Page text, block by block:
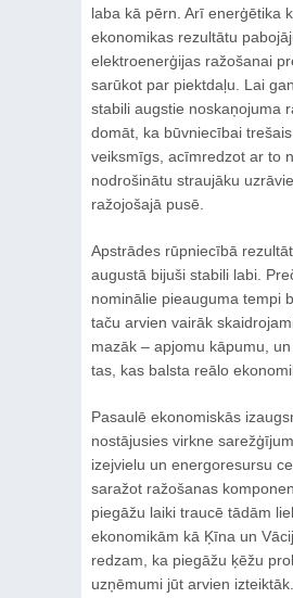
laba kā pērn. Arī enerģētika
ekonomikas rezultātu
elektroenerģijas ražošanai
sarūkot par piektdaļu. Lai
stabili augstie noskaņojuma
domāt, ka būvniecībai
veiksmīgs, acīmredzot ar to
nodrošinātu straujāku
ražojošajā pusē.
Apstrādes rūpniecībā
augustā bijuši stabili labi.
nominālie pieauguma tempi
taču arvien vairāk
mazāk – apjomu kāpumu,
tas, kas balsta reālo
Pasaulē ekonomiskās
nostājusies virkne
izejvielu un energoresursu
saražot ražošanas
piegāžu laiki traucē tādām
ekonomikām kā Ķīna un
redzam, ka piegāžu ķēžu
uzņēmumi jūt arvien